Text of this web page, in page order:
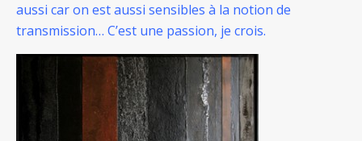
aussi car on est aussi sensibles à la notion de
transmission… C’est une passion, je crois.